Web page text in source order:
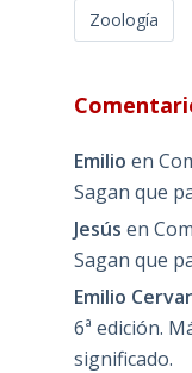
Zoología
Emilio en
Sagan que
Jesús en
Sagan que
Emilio
6ª edición.
significado.